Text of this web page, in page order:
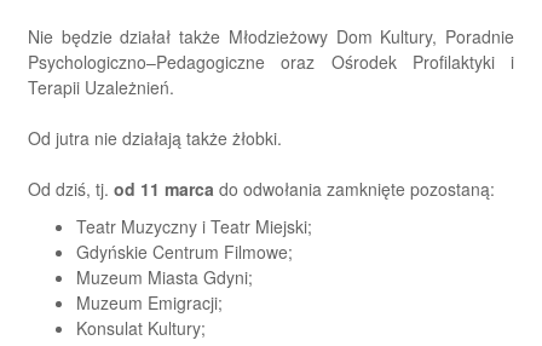
Nie będzie działał także Młodzieżowy Dom Kultury, Poradnie
Psychologiczno–Pedagogiczne oraz Ośrodek Profilaktyki i
Terapii Uzależnień.
Od jutra nie działają także żłobki.
Od dziś, tj. od 11 marca do odwołania zamknięte pozostaną:
Teatr Muzyczny i Teatr Miejski;
Gdyńskie Centrum Filmowe;
Muzeum Miasta Gdyni;
Muzeum Emigracji;
Konsulat Kultury;